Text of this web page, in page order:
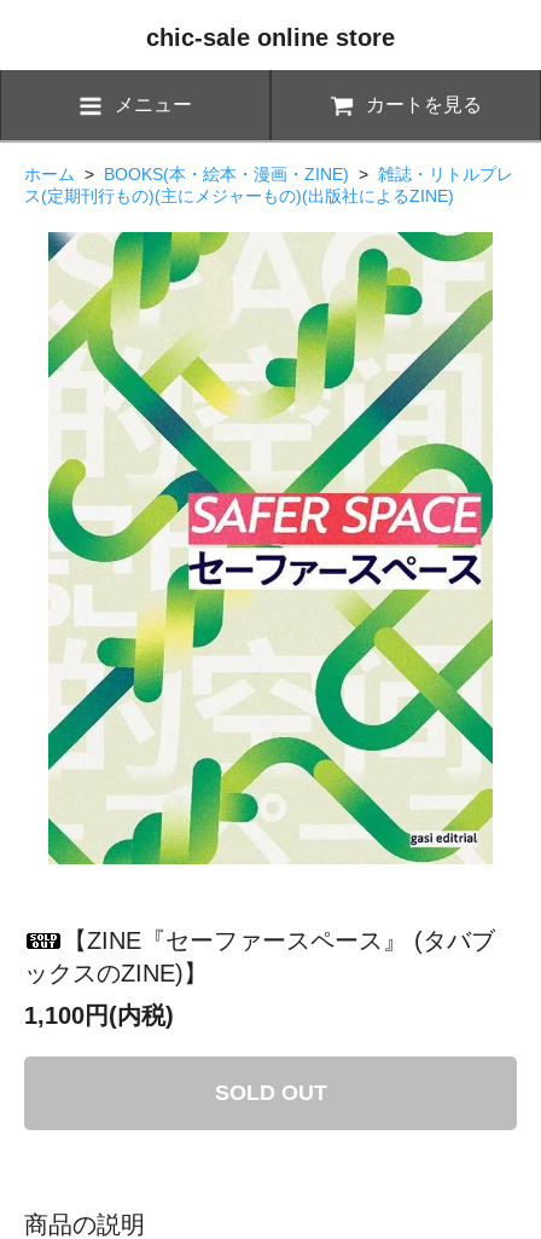
chic-sale online store
メニュー カートを見る
ホーム > BOOKS(本・絵本・漫画・ZINE) > 雑誌・リトルプレ
ス(定期刊行もの)(主にメジャーもの)(出版社によるZINE)
【ZINE『セーファースペース』 (タバブ
ックスのZINE)】
1,100円(内税)
SOLD OUT
商品の説明